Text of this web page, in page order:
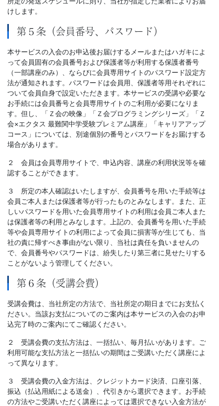
けします。
第５条（会員番号、パスワード）
本サービスの入会のお申込後お届けするメールまたはハガキによ
って会員固有の会員番号および保護者等が利用する保護者番号
（一部講座のみ）、ならびに会員専用サイトのパスワード設定方
法が通知されます。パスワードは会員用、保護者等用それぞれに
ついて会員自身で設定いただきます。本サービスの受講や必要な
お手続には会員番号と会員専用サイトのご利用が必要になりま
す。但し、「Ｚ会の映像」「Ｚ会プログラミングシリーズ」「Ｚ
会×エクタス 最難関中学受験プレミアム講座」「キャリアアップ
コース」については、別途個別の番号とパスワードをお届けする
場合があります。
２ 会員は会員専用サイトで、申込内容、講座の利用状況等を確
認することができます。
３ 所定の本人確認はいたしますが、会員番号を用いた手続等は
会員ご本人または保護者等が行ったものとみなします。また、正
しいパスワードを用いた会員専用サイトの利用は会員ご本人また
は保護者等の利用とみなします。上記の、会員番号を用いた手続
等や会員専用サイトの利用によって会員に損害等が生じても、当
社の責に帰すべき事由がない限り、当社は責任を負いませんの
で、会員番号やパスワードは、紛失したり第三者に見せたりする
ことがないよう管理してください。
第６条（受講会費）
受講会費は、当社所定の方法で、当社所定の期日までにお支払く
ださい。当該お支払についてのご案内は本サービスの入会のお申
込完了時のご案内にてご確認ください。
２ 受講会費の支払方法は、一括払い、毎月払いがあります。ご
利用可能な支払方法と一括払いの期間はご受講いただく講座によ
って異なります。
３ 受講会費の入金方法は、クレジットカード決済、口座引落、
振込（払込用紙による送金）、代引きから選択できます。お手続
の方法やご受講いただく講座によっては選択できない入金方法が